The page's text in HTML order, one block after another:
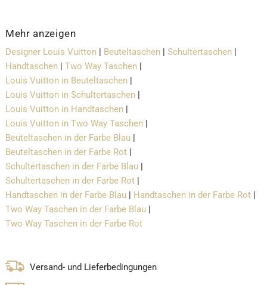
Mehr anzeigen
Designer Louis Vuitton Beuteltaschen Schultertaschen
Handtaschen
Two Way Taschen
Louis Vuitton in Beuteltaschen
Louis Vuitton in Schultertaschen
Louis Vuitton in Handtaschen
Louis Vuitton in Two Way Taschen
Beuteltaschen in der Farbe Blau
Beuteltaschen in der Farbe Rot
Schultertaschen in der Farbe Blau
Schultertaschen in der Farbe Rot
Handtaschen in der Farbe Blau
Handtaschen in der Farbe Rot
Two Way Taschen in der Farbe Blau
Two Way Taschen in der Farbe Rot
Versand- und Lieferbedingungen